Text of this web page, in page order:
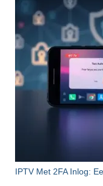
IPTV Met 2FA Inlog: